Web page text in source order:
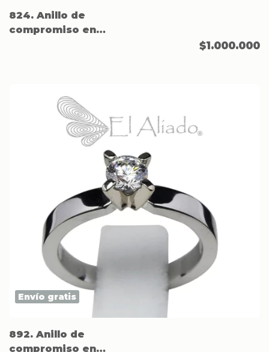
824. Anillo de
compromiso en
$1.000.000
Envío gratis
892. Anillo de
compromiso en